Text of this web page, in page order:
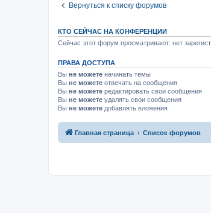
Вернуться к списку форумов
КТО СЕЙЧАС НА КОНФЕРЕНЦИИ
Сейчас этот форум просматривают: нет
ПРАВА ДОСТУПА
Вы не можете начинать темы
Вы не можете отвечать на сообщения
Вы не можете редактировать свои сообщения
Вы не можете удалять свои сообщения
Вы не можете добавлять вложения
Главная страница Список форумов